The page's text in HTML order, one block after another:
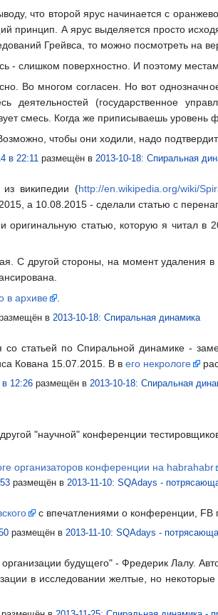
что второй ярус начинается с
принцип. А ярус выделяется просто
Грейвса, то можно посмотреть на
- слишком поверхностно. И поэтому
Во многом согласен. Но вот
деятельностей (государственное
смесь. Когда же приписываешь уровень
чтобы они ходили, надо
в 22:11 размещён в 2013-10-18: Спиральная
из википедии (http://en.wikipedia.org/wiki/
а 10.08.2015 - сделали статью с
оригинальную статью, которую я читал
С другой стороны, на момент удаления
в архиве
в 2013-10-18: Спиральная динамика
со статьей по Спиральной динамике -
Кована 15.07.2015. В в его некрологе
в 12:26 размещён в 2013-10-18: Спиральная
"научной" конференции
организаторов конференции на habrahabr
размещён в 2013-11-10: SQAdays -
с впечатлениями о конференции, FB
размещён в 2013-11-10: SQAdays -
будущего" - Фредерик Лалу.
в исследовании желтые, но